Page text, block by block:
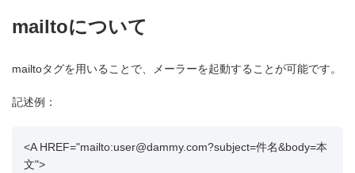
mailtoについて
mailtoタグを用いることで、メーラーを起動することが可能です。
記述例：
<A HREF="mailto:user@dammy.com?subject=件名&body=本
文">